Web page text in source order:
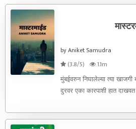
by Aniket Samudra
(3.8/5)
1.1m
मुंबईवरुन निघालेल्या त्या खाजगी
दुरवर एका कारपाशी हात